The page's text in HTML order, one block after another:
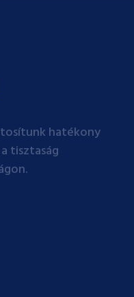
hatékony
tisztaság